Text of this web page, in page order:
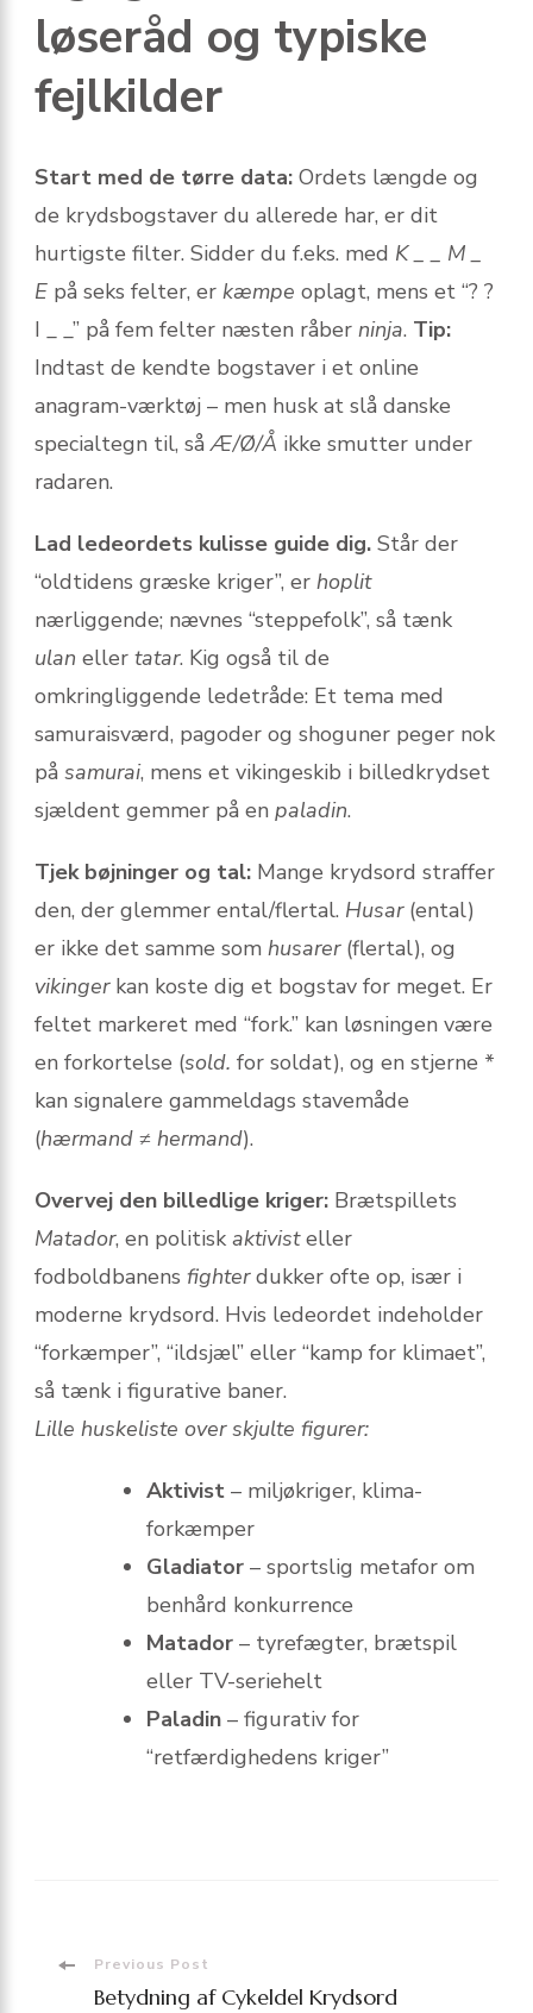
løseråd og typiske
fejlkilder
Start med de tørre data: Ordets længde og
de krydsbogstaver du allerede har, er dit
hurtigste filter. Sidder du f.eks. med K _ _ M _
E på seks felter, er kæmpe oplagt, mens et “? ?
I _ _” på fem felter næsten råber ninja. Tip:
Indtast de kendte bogstaver i et online
anagram-værktøj – men husk at slå danske
specialtegn til, såÆ/Ø/Å ikke smutter under
radaren.
Lad ledeordets kulisse guide dig. Står der
“oldtidens græske kriger”, er hoplit
nærliggende; nævnes “steppefolk”, så tænk
ulan eller tatar. Kig også til de
omkringliggende ledetråde: Et tema med
samuraisværd, pagoder og shoguner peger nok
på samurai, mens et vikingeskib i billedkrydset
sjældent gemmer på en paladin.
Tjek bøjninger og tal: Mange krydsord straffer
den, der glemmer ental/flertal. Husar(ental)
er ikke det samme som husarer(flertal), og
vikingerkan koste dig et bogstav for meget. Er
feltet markeret med “fork.” kan løsningen være
en forkortelse (sold. for soldat), og en stjerne *
kan signalere gammeldags stavemåde
(hærmand ≠ hermand).
Overvej den billedlige kriger: Brætspillets
Matador, en politisk aktivisteller
fodboldbanens fighterdukker ofte op, især i
moderne krydsord. Hvis ledeordet indeholder
“forkæmper”, “ildsjæl” eller “kamp for klimaet”,
så tænk i figurative baner.
Lille huskeliste over skjulte figurer:
Aktivist – miljøkriger, klima-
forkæmper
Gladiator – sportslig metafor om
benhård konkurrence
Matador – tyrefægter, brætspil
eller TV-seriehelt
Paladin – figurativ for
“retfærdighedens kriger”
PostPrevious Post
Betydning af Cykeldel Krydsord